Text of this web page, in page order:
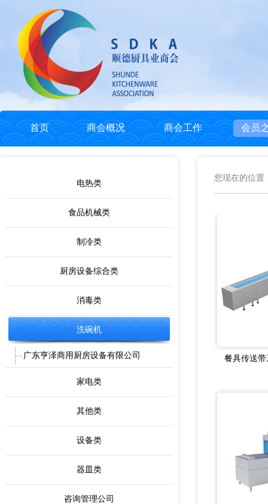
首页 商会概况 商会工作 会员
电热类
食品机械类
制冷类
厨房设备综合类
消毒类
洗碗机
广东亨泽商用厨房设备有限公司
家电类
其他类
设备类
器皿类
咨询管理公司
您现在的位置
餐具传送